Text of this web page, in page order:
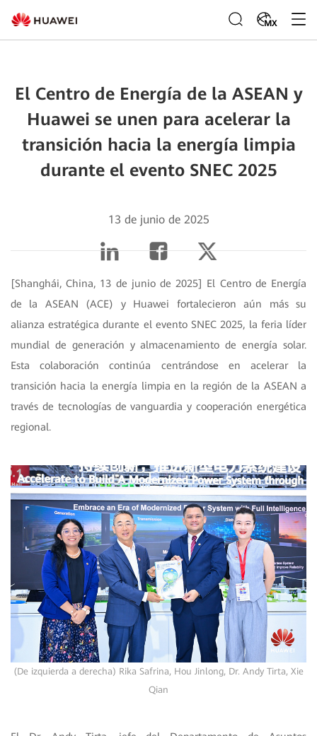
MX
El Centro de Energía de la ASEAN y
Huawei se unen para acelerar la
transición hacia la energía limpia
durante el evento SNEC 2025
13 de junio de 2025
[Shanghái, China, 13 de junio de 2025] El Centro de Energía
de la ASEAN (ACE) y Huawei fortalecieron aún más su
alianza estratégica durante el evento SNEC 2025, la feria líder
mundial de generación y almacenamiento de energía solar.
Esta colaboración continúa centrándose en acelerar la
transición hacia la energía limpia en la región de la ASEAN a
través de tecnologías de vanguardia y cooperación energética
regional.
(De izquierda a derecha) Rika Safrina, Hou Jinlong, Dr. Andy Tirta, Xie
Qian